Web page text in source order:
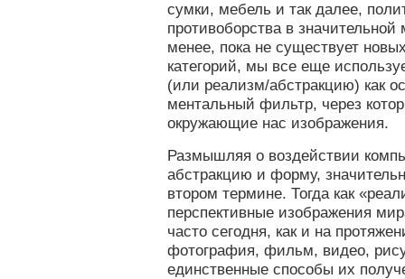
сумки, мебель и так далее,
противоборства в
менее, пока не существует
категорий, мы все еще
(или реализм/абстракцию) как
ментальный фильтр, через
окружающие нас изображения.
Размышляя о воздействии
абстракцию и форму,
втором термине. Тогда как
перспективные изображения
часто сегодня, как и на
фотография, фильм, видео,
единственные способы их